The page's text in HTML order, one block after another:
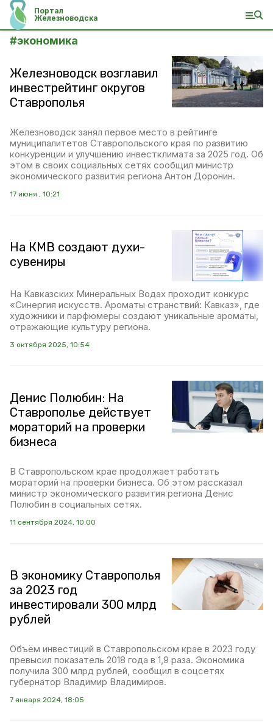
Портал
Железноводска
#экономика
Железноводск возглавил
инвестрейтинг округов
Ставрополья
Железноводск занял первое место в рейтинге
муниципалитетов Ставропольского края по развитию
конкуренции и улучшению инвестклимата за 2025 год. Об
этом в своих социальных сетях сообщил министр
экономического развития региона Антон Доронин.
17 июня , 10:21
На КМВ создают духи-
сувениры
На Кавказских Минеральных Водах проходит конкурс
«Синергия искусств. Ароматы странствий: Кавказ», где
художники и парфюмеры создают уникальные ароматы,
отражающие культуру региона.
3 октября 2025, 10:54
Денис Полюбин: На
Ставрополье действует
мораторий на проверки
бизнеса
В Ставропольском крае продолжает работать
мораторий на проверки бизнеса. Об этом рассказал
министр экономического развития региона Денис
Полюбин в социальных сетях.
11 сентября 2024, 10:00
В экономику Ставрополья
за 2023 год
инвестировали 300 млрд
рублей
Объём инвестиций в Ставропольском крае в 2023 году
превысил показатель 2018 года в 1,9 раза. Экономика
получила 300 млрд рублей, сообщил в соцсетях
губернатор Владимир Владимиров.
7 января 2024, 18:05